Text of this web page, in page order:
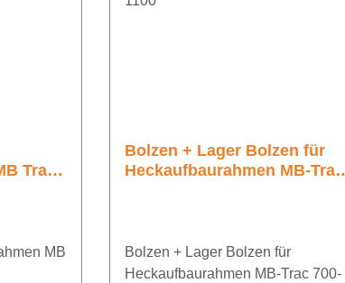
Trac
MB
Bolzen + Lager Bolzen für
Heckaufbaurahmen MB-Trac
Bolzen + Lager Bolzen für
Heckaufbaurahmen MB-Trac 700-